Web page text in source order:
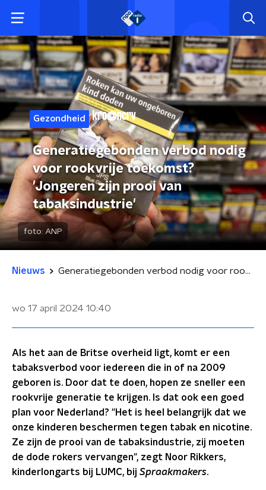
Gezondheid
Generatiegebonden verbod nodig
voor rookvrije toekomst?
'Jongeren zijn prooi van
tabaksindustrie'
foto: ANP
Nieuws Generatiegebonden verbod nodig voor rookvrije toekomst? 'Jongeren zijn prooi van tabaksindustrie'
wo 17 april 2024 10:40
Als het aan de Britse overheid ligt, komt er een
tabaksverbod voor iedereen die in of na 2009
geboren is. Door dat te doen, hopen ze sneller een
rookvrije generatie te krijgen. Is dat ook een goed
plan voor Nederland? "Het is heel belangrijk dat we
onze kinderen beschermen tegen tabak en nicotine.
Ze zijn de prooi van de tabaksindustrie, zij moeten
de dode rokers vervangen", zegt Noor Rikkers,
kinderlongarts bij LUMC, bij Spraakmakers.